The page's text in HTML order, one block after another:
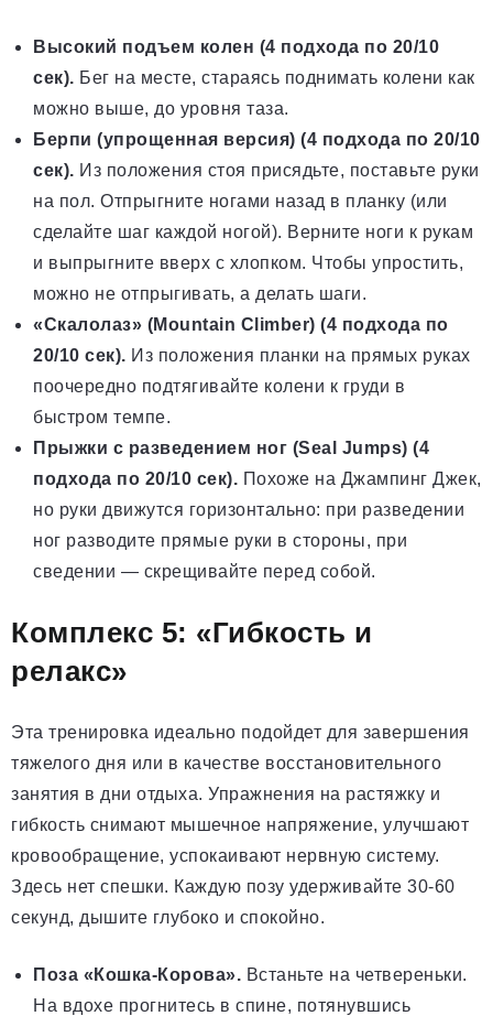
Высокий подъем колен (4 подхода по 20/10
сек). Бег на месте, стараясь поднимать колени как
можно выше, до уровня таза.
Берпи (упрощенная версия) (4 подхода по 20/10
сек). Из положения стоя присядьте, поставьте руки
на пол. Отпрыгните ногами назад в планку (или
сделайте шаг каждой ногой). Верните ноги к рукам
и выпрыгните вверх с хлопком. Чтобы упростить,
можно не отпрыгивать, а делать шаги.
«Скалолаз» (Mountain Climber) (4 подхода по
20/10 сек). Из положения планки на прямых руках
поочередно подтягивайте колени к груди в
быстром темпе.
Прыжки с разведением ног (Seal Jumps) (4
подхода по 20/10 сек). Похоже на Джампинг Джек,
но руки движутся горизонтально: при разведении
ног разводите прямые руки в стороны, при
сведении — скрещивайте перед собой.
Комплекс 5: «Гибкость и
релакс»
Эта тренировка идеально подойдет для завершения
тяжелого дня или в качестве восстановительного
занятия в дни отдыха. Упражнения на растяжку и
гибкость снимают мышечное напряжение, улучшают
кровообращение, успокаивают нервную систему.
Здесь нет спешки. Каждую позу удерживайте 30-60
секунд, дышите глубоко и спокойно.
Поза «Кошка-Корова». Встаньте на четвереньки.
На вдохе прогнитесь в спине, потянувшись